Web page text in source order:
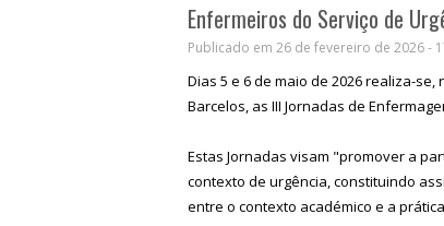
Enfermeiros do Serviço de
Publicado em 26 de fevereiro de 2026 -
Dias 5 e 6 de maio de 2026 realiza-
Barcelos, as III Jornadas de
Estas Jornadas visam "promover a
contexto de urgência, constituindo
entre o contexto académico e a